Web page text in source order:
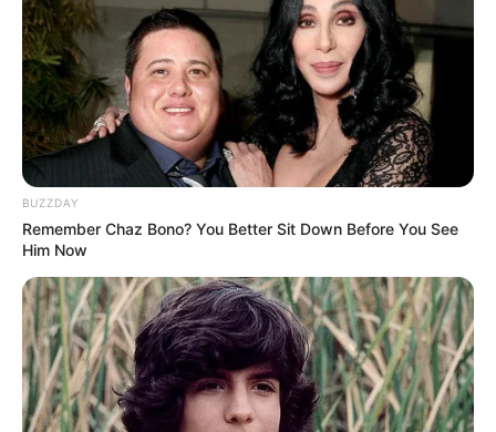
Ambyar! 10 Kalimat Baper
Pakai Bahasa Jawa Ini Bikin
Galau Abis
Fail! 10 Potret Makanan Gagal
Dimasak yang Bikin Kamu
Nggak Selera
BUZZDAY
Remember Chaz Bono? You Better Sit Down Before You See
Him Now